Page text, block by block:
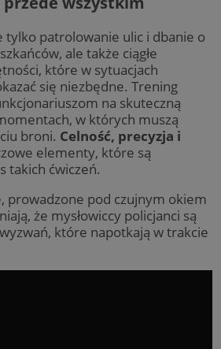
tylko patrolowanie ulic i dbanie o
ale także ciągłe
które w sytuacjach
się niezbędne. Trening
na skuteczną
w których muszą
broni. Celność, precyzja i
elementy, które są
takich ćwiczeń.
prowadzone pod czujnym okiem
że mysłowiccy policjanci są
które napotkają w trakcie